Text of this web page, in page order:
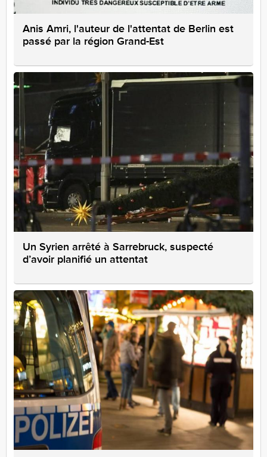
Anis Amri, l'auteur de l'attentat de Berlin est
passé par la région Grand-Est
Un Syrien arrêté à Sarrebruck, suspecté
d’avoir planifié un attentat